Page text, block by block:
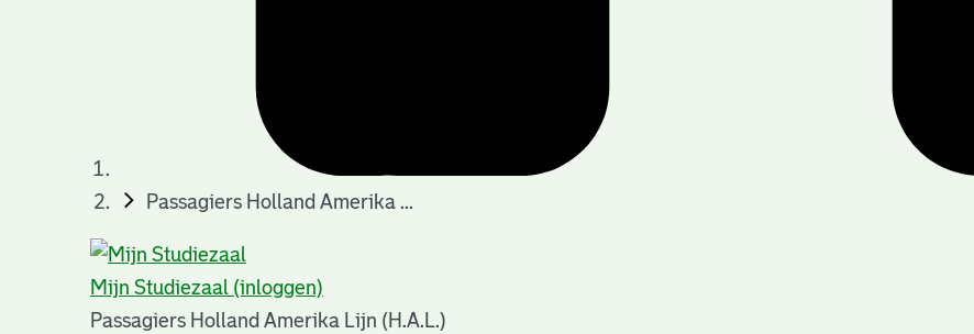
Passagiers Holland Amerika ...
Mijn Studiezaal (inloggen)
Passagiers Holland Amerika Lijn (H.A.L.)